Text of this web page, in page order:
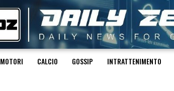
MOTORI CALCIO GOSSIP INTRATTENIMENTO